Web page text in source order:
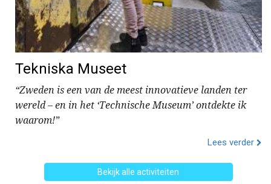
Tekniska Museet
“Zweden is een van de meest innovatieve landen ter
wereld – en in het ‘Technische Museum’ ontdekte ik
waarom!”
Lees verder
Bekijk alle activiteiten